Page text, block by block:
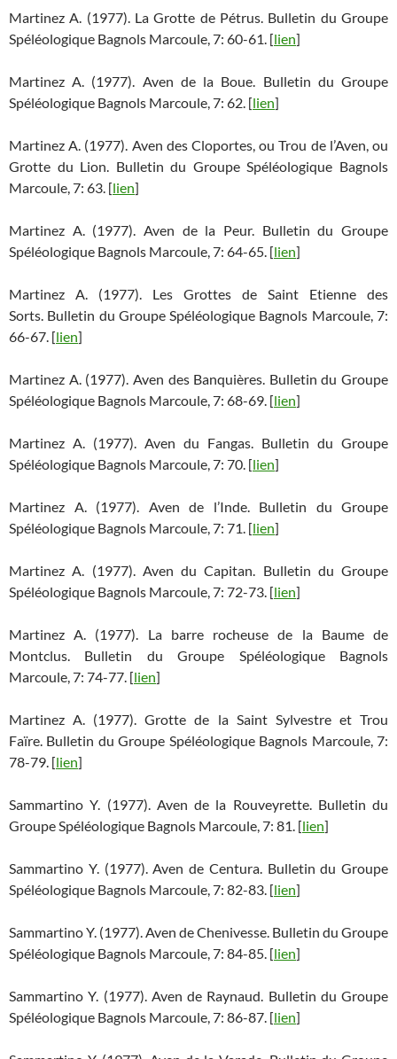
Martinez A. (1977). La Grotte de Pétrus. Bulletin du Groupe
Spéléologique Bagnols Marcoule, 7: 60-61. [lien]
Martinez A. (1977). Aven de la Boue. Bulletin du Groupe
Spéléologique Bagnols Marcoule, 7: 62. [lien]
Martinez A. (1977). Aven des Cloportes, ou Trou de l’Aven, ou
Grotte du Lion. Bulletin du Groupe Spéléologique Bagnols
Marcoule, 7: 63. [lien]
Martinez A. (1977). Aven de la Peur. Bulletin du Groupe
Spéléologique Bagnols Marcoule, 7: 64-65. [lien]
Martinez A. (1977). Les Grottes de Saint Etienne des
Sorts. Bulletin du Groupe Spéléologique Bagnols Marcoule, 7:
66-67. [lien]
Martinez A. (1977). Aven des Banquières. Bulletin du Groupe
Spéléologique Bagnols Marcoule, 7: 68-69. [lien]
Martinez A. (1977). Aven du Fangas. Bulletin du Groupe
Spéléologique Bagnols Marcoule, 7: 70. [lien]
Martinez A. (1977). Aven de l’Inde. Bulletin du Groupe
Spéléologique Bagnols Marcoule, 7: 71. [lien]
Martinez A. (1977). Aven du Capitan. Bulletin du Groupe
Spéléologique Bagnols Marcoule, 7: 72-73. [lien]
Martinez A. (1977). La barre rocheuse de la Baume de
Montclus. Bulletin du Groupe Spéléologique Bagnols
Marcoule, 7: 74-77. [lien]
Martinez A. (1977). Grotte de la Saint Sylvestre et Trou
Faïre. Bulletin du Groupe Spéléologique Bagnols Marcoule, 7:
78-79. [lien]
Sammartino Y. (1977). Aven de la Rouveyrette. Bulletin du
Groupe Spéléologique Bagnols Marcoule, 7: 81. [lien]
Sammartino Y. (1977). Aven de Centura. Bulletin du Groupe
Spéléologique Bagnols Marcoule, 7: 82-83. [lien]
Sammartino Y. (1977). Aven de Chenivesse. Bulletin du Groupe
Spéléologique Bagnols Marcoule, 7: 84-85. [lien]
Sammartino Y. (1977). Aven de Raynaud. Bulletin du Groupe
Spéléologique Bagnols Marcoule, 7: 86-87. [lien]